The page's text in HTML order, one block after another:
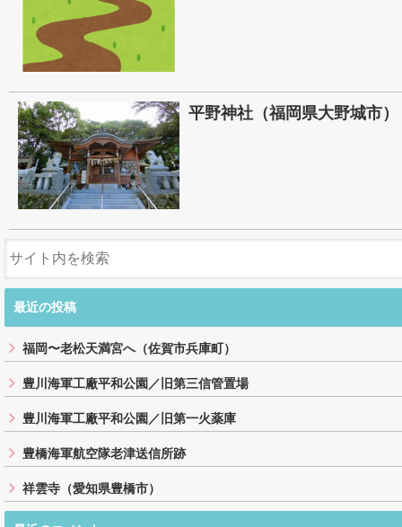
平野神社（福岡県大野城市）
最近の投稿
福岡〜老松天満宮へ（佐賀市兵庫町）
豊川海軍工廠平和公園／旧第三信管置場
豊川海軍工廠平和公園／旧第一火薬庫
豊橋海軍航空隊老津送信所跡
祥雲寺（愛知県豊橋市）